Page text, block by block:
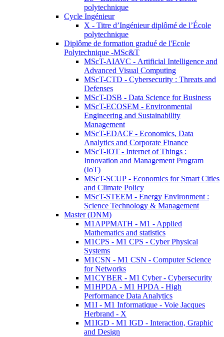
polytechnique
Cycle Ingénieur
X - Titre d’Ingénieur diplômé de l’École
polytechnique
Diplôme de formation gradué de l'Ecole
Polytechnique -MSc&T
MScT-AIAVC - Artificial Intelligence and
Advanced Visual Computing
MScT-CTD - Cybersecurity : Threats and
Defenses
MScT-DSB - Data Science for Business
MScT-ECOSEM - Environmental
Engineering and Sustainability
Management
MScT-EDACF - Economics, Data
Analytics and Corporate Finance
MScT-IOT - Internet of Things :
Innovation and Management Program
(IoT)
MScT-SCUP - Economics for Smart Cities
and Climate Policy
MScT-STEEM - Energy Environment :
Science Technology & Management
Master (DNM)
M1APPMATH - M1 - Applied
Mathematics and statistics
M1CPS - M1 CPS - Cyber Physical
Systems
M1CSN - M1 CSN - Computer Science
for Networks
M1CYBER - M1 Cyber - Cybersecurity
M1HPDA - M1 HPDA - High
Performance Data Analytics
M1I - M1 Informatique - Voie Jacques
Herbrand - X
M1IGD - M1 IGD - Interaction, Graphic
and Design